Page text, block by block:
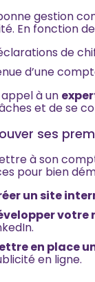
gestion
En fonction
de
d’une
à un
et de se
ses
à son
pour bien
un site
votre
en place
en ligne.